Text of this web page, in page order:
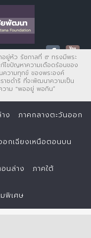
าอยู่หัว รัชกาลที่ ๙ ทรงมีพระ
ไขปัญหาความเดือดร้อนของ
ความทุกข์ ของพระองค์
าชดำริ ที่จะพัฒนาความเป็น
วาม "พออยู่ พอกิน”
ง ภาคกลางตะวันออก
อกเฉียงเหนือตอนบน
นล่าง ภาคใต้
พิเศษ